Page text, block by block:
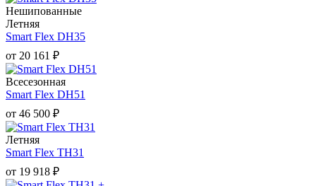
Нешипованные
Летняя
Smart Flex DH35
от 20 161 ₽
Всесезонная
Smart Flex DH51
от 46 500 ₽
Летняя
Smart Flex TH31
от 19 918 ₽